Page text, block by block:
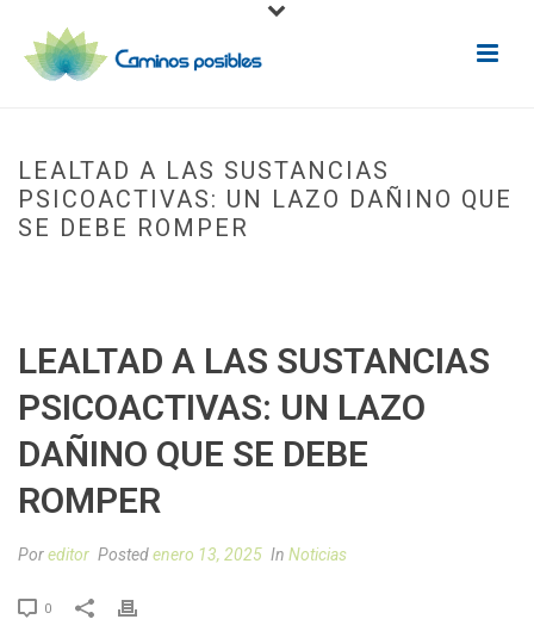
LEALTAD A LAS SUSTANCIAS
PSICOACTIVAS: UN LAZO DAÑINO QUE
SE DEBE ROMPER
LEALTAD A LAS SUSTANCIAS
PSICOACTIVAS: UN LAZO
DAÑINO QUE SE DEBE
ROMPER
Poreditor Postedenero 13, 2025 In Noticias
0